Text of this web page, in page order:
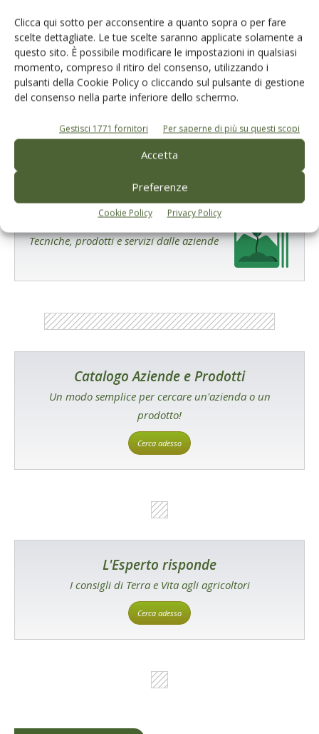
Clicca qui sotto per acconsentire a quanto sopra o per fare
scelte dettagliate. Le tue scelte saranno applicate solamente a
questo sito. È possibile modificare le impostazioni in qualsiasi
momento, compreso il ritiro del consenso, utilizzando i
pulsanti della Cookie Policy o cliccando sul pulsante di gestione
del consenso nella parte inferiore dello schermo.
Gestisci 1771 fornitori Per saperne di più su questi scopi
Accetta
Preferenze
Cookie Policy Privacy Policy
Salva il mio nome, email e sito web in questo browser per la
prossima volta che commento.
E-magazine
Tecniche, prodotti e servizi dalle aziende
Catalogo Aziende e Prodotti
Un modo semplice per cercare un'azienda o un
prodotto!
Cerca adesso
L'Esperto risponde
I consigli di Terra e Vita agli agricoltori
Cerca adesso